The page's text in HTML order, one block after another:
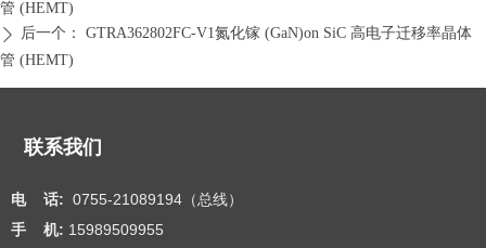
管 (HEMT)
ꄲ 后一个：
GTRA362802FC-V1氮化镓 (GaN)on SiC 高电子迁移率晶体
管 (HEMT)
联系我们
电 话: 0755-21089194（总线）
手 机: 15989509955